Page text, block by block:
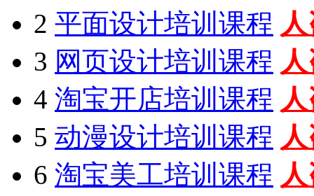
2 平面设计培训课程
3 网页设计培训课程
4 淘宝开店培训课程
5 动漫设计培训课程
6 淘宝美工培训课程